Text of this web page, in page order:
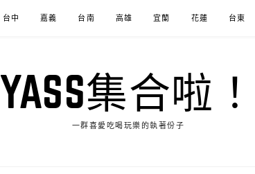
台中 嘉義 台南 高雄 宜蘭 花蓮 台東
YASS集合啦！
一群喜愛吃喝玩樂的執著份子